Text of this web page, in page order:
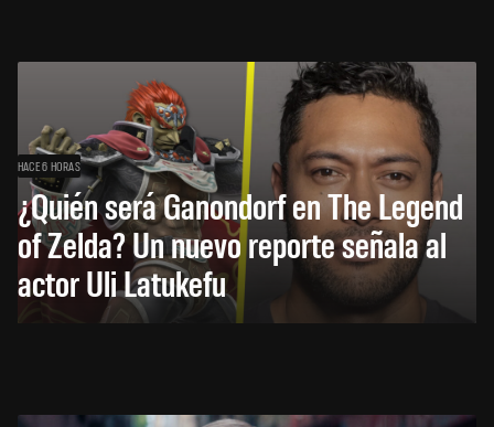
HACE 6 HORAS
¿Quién será Ganondorf en The Legend
of Zelda? Un nuevo reporte señala al
actor Uli Latukefu